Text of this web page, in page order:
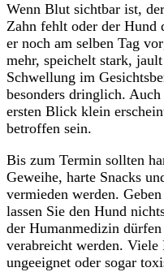
Wenn Blut sichtbar ist,
Zahn fehlt oder der Hund
er noch am selben Tag
mehr, speichelt stark,
Schwellung im
besonders dringlich.
ersten Blick klein
betroffen sein.
Bis zum Termin sollten
Geweihe, harte Snacks
vermieden werden.
lassen Sie den Hund
der Humanmedizin
verabreicht werden. Viele
ungeeignet oder sogar